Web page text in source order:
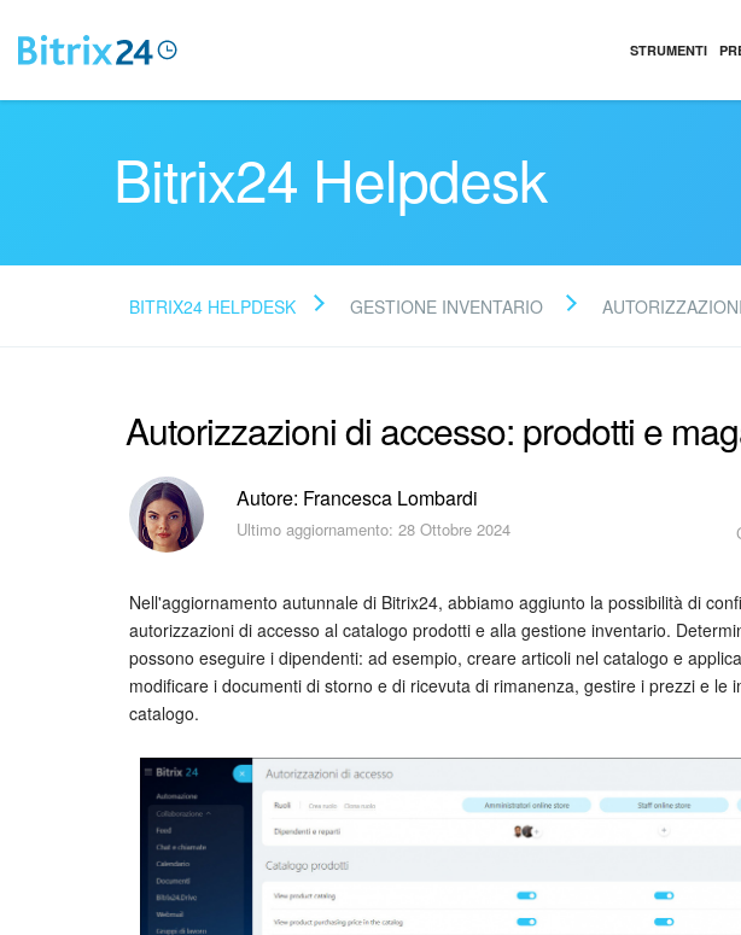
STRUMENTI
Bitrix24 Helpdesk
BITRIX24 HELPDESK GESTIONE INVENTARIO
Autorizzazioni di accesso: prodotti e
Autore: Francesca Lombardi
Ultimo aggiornamento: 28 Ottobre 2024
Nell'aggiornamento autunnale di Bitrix24, abbiamo aggiunto la possibilità di
autorizzazioni di accesso al catalogo prodotti e alla gestione inventario.
possono eseguire i dipendenti: ad esempio, creare articoli nel catalogo e
modificare i documenti di storno e di ricevuta di rimanenza, gestire i prezzi e le
catalogo.